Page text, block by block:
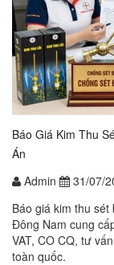
Báo Giá Kim Thu
Án
Admin
31/07/
Báo giá kim thu
Đông Nam cung
VAT, CO CQ, tư
toàn quốc.